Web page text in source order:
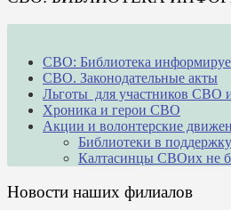
СВО: Библиотека
СВО. Законодательные акты
Льготы для участников СВО
Хроника и герои СВО
Акции и волонтерские
Библиотеки в
Калтасинцы СВОих не
Новости наших филиалов